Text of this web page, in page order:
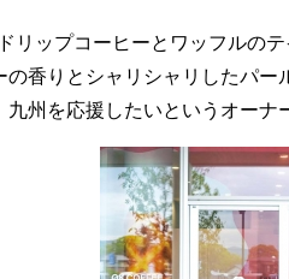
リップコーヒーとワッフル
香りとシャリシャリしたパ
州を応援したいというオー